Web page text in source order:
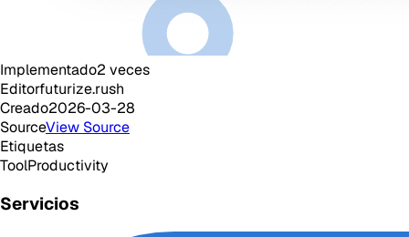
Implementado2 veces
Editorfuturize.rush
Creado2026-03-28
SourceView Source
Etiquetas
ToolProductivity
Servicios